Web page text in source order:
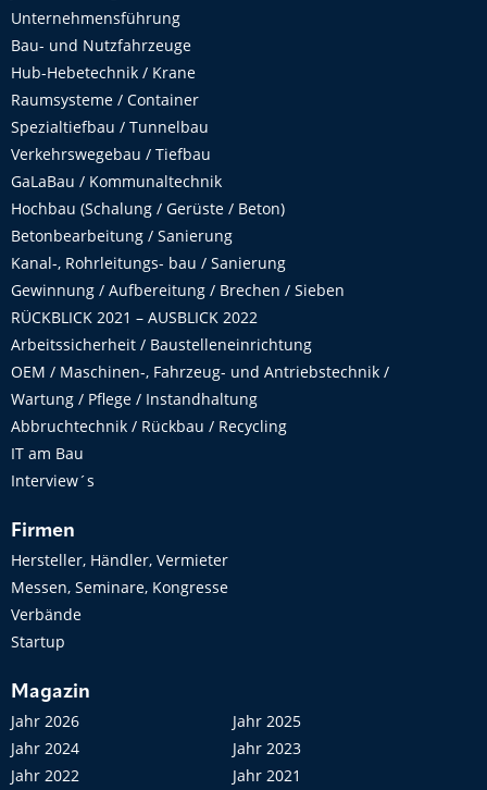
Unternehmensführung
Bau- und Nutzfahrzeuge
Hub-Hebetechnik / Krane
Raumsysteme / Container
Spezialtiefbau / Tunnelbau
Verkehrswegebau / Tiefbau
GaLaBau / Kommunaltechnik
Hochbau (Schalung / Gerüste / Beton)
Betonbearbeitung / Sanierung
Kanal-, Rohrleitungs- bau / Sanierung
Gewinnung / Aufbereitung / Brechen / Sieben
RÜCKBLICK 2021 – AUSBLICK 2022
Arbeitssicherheit / Baustelleneinrichtung
OEM / Maschinen-, Fahrzeug- und Antriebstechnik /
Wartung / Pflege / Instandhaltung
Abbruchtechnik / Rückbau / Recycling
IT am Bau
Interview´s
Firmen
Hersteller, Händler, Vermieter
Messen, Seminare, Kongresse
Verbände
Startup
Magazin
Jahr 2026
Jahr 2025
Jahr 2024
Jahr 2023
Jahr 2022
Jahr 2021